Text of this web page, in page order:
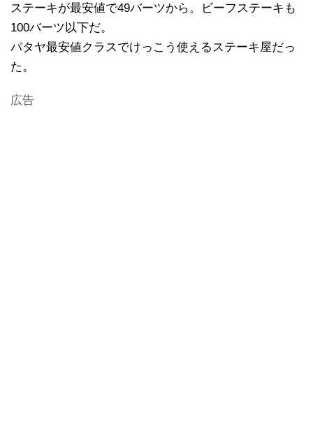
ステーキが最安値で49バーツから。ビーフステーキも
100バーツ以下だ。
パタヤ最安値クラスでけっこう使えるステーキ屋だっ
た。
広告